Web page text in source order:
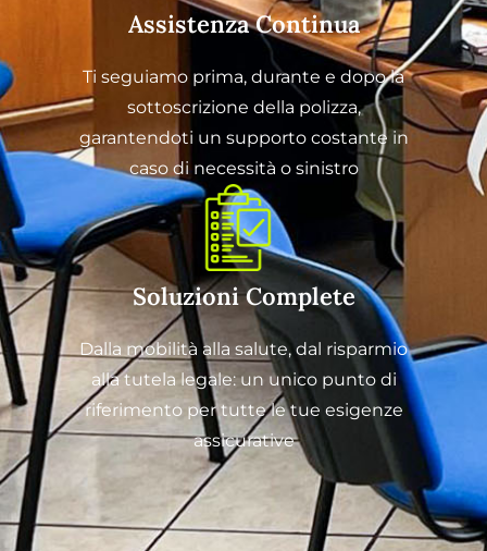
Assistenza Continua
Ti seguiamo prima, durante e dopo la
sottoscrizione della polizza,
garantendoti un supporto costante in
caso di necessità o sinistro
Soluzioni Complete
Dalla mobilità alla salute, dal risparmio
alla tutela legale: un unico punto di
riferimento per tutte le tue esigenze
assicurative